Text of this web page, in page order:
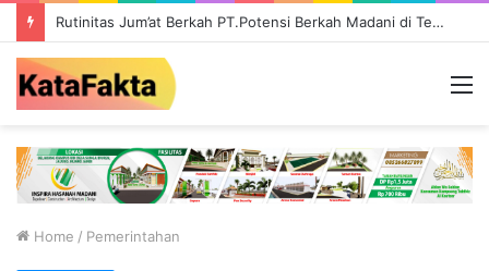
Rutinitas Jum’at Berkah PT.Potensi Berkah Madani di Tebo, Salurkan Bantuan ke Masyarakat
Home / Pemerintahan